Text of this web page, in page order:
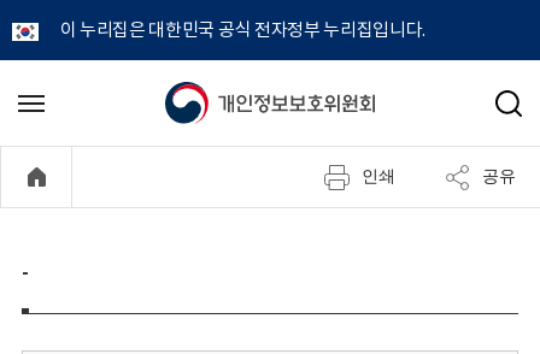
이 누리집은 대한민국 공식 전자정부 누리집입니다.
개
정
보
메
기
검
인쇄 공유
-